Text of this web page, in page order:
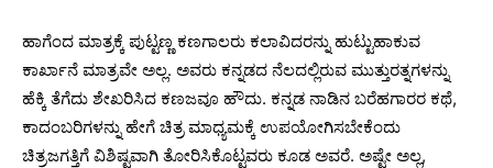
ಹಾಗೆಂದ ಮಾತ್ರಕ್ಕೆ ಪುಟ್ಟಣ್ಣ ಕಣಗಾಲರು ಕಲಾವಿದರನ್ನು ಹುಟ್ಟುಹಾಕುವ
ಕಾರ್ಖಾನೆ ಮಾತ್ರವೇ ಅಲ್ಲ. ಅವರು ಕನ್ನಡದ ನೆಲದಲ್ಲಿರುವ ಮುತ್ತುರತ್ನಗಳನ್ನು
ಹೆಕ್ಕಿ ತೆಗೆದು ಶೇಖರಿಸಿದ ಕಣಜವೂ ಹೌದು. ಕನ್ನಡ ನಾಡಿನ ಬರೆಹಗಾರರ ಕಥೆ,
ಕಾದಂಬರಿಗಳನ್ನು ಹೇಗೆ ಚಿತ್ರ ಮಾಧ್ಯಮಕ್ಕೆ ಉಪಯೋಗಿಸಬೇಕೆಂದು
ಚಿತ್ರಜಗತ್ತಿಗೆ ವಿಶಿಷ್ಟವಾಗಿ ತೋರಿಸಿಕೊಟ್ಟವರು ಕೂಡ ಅವರೆ. ಅಷ್ಟೇ ಅಲ್ಲ,